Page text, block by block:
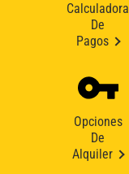
Calculadora
De
Pagos
Opciones
De
Alquiler